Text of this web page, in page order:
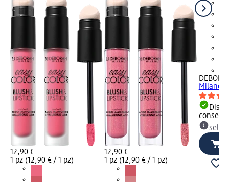
12,90 €
1 pz (12,90 € / 1 pz)
12,90 €
1 pz (12,90 € / 1 pz)
Milano